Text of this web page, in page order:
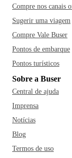
Compre nos canais
Sugerir uma viagem
Compre Vale Buser
Pontos de embarque
Pontos turísticos
Sobre a Buser
Central de ajuda
Imprensa
Notícias
Blog
Termos de uso